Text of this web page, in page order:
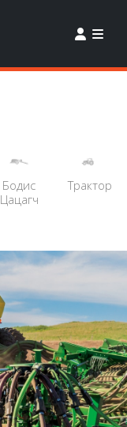
Бодис
Цацагч
Трактор